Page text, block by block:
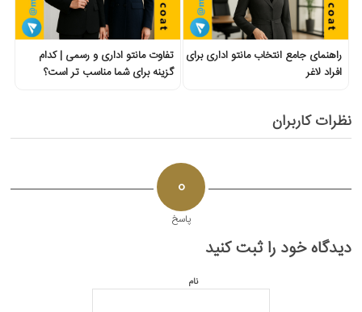
راهنمای جامع انتخاب مانتو اداری برای
افراد لاغر
تفاوت مانتو اداری و رسمی | کدام
گزینه برای شما مناسب تر است؟
نظرات کاربران
0
پاسخ
دیدگاه خود را ثبت کنید
نام